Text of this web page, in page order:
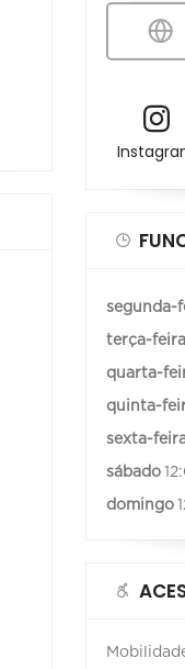
segunda-
terça-feira
quarta-
quinta-
sexta-
sábado
domingo